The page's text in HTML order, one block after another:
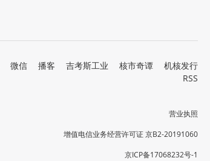
微信 播客 吉考斯工业 核市奇谭
机核发行
RSS
营业执照
增值电信业务经营许可证 京B2-20191060
京ICP备17068232号-1